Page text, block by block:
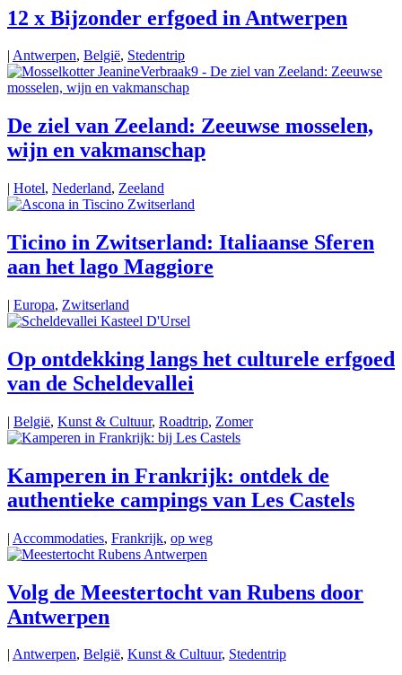
12 x Bijzonder erfgoed in Antwerpen
| Antwerpen, België, Stedentrip
De ziel van Zeeland: Zeeuwse mosselen,
wijn en vakmanschap
| Hotel, Nederland, Zeeland
Ticino in Zwitserland: Italiaanse Sferen
aan het lago Maggiore
| Europa, Zwitserland
Op ontdekking langs het culturele erfgoed
van de Scheldevallei
| België, Kunst & Cultuur, Roadtrip, Zomer
Kamperen in Frankrijk: ontdek de
authentieke campings van Les Castels
| Accommodaties, Frankrijk, op weg
Volg de Meestertocht van Rubens door
Antwerpen
Antwerpen, België, Kunst & Cultuur, Stedentrip